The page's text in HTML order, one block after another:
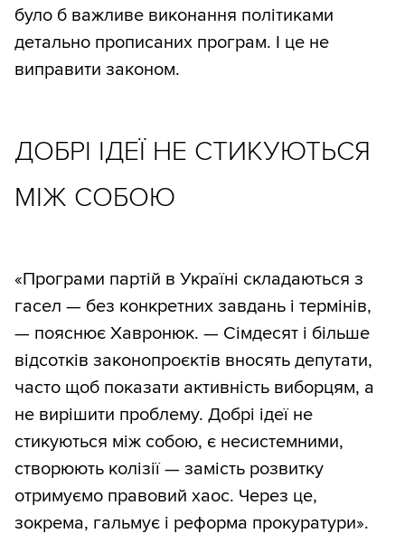
було б важливе виконання політиками
детально прописаних програм. І це не
виправити законом.
ДОБРІ ІДЕЇ НЕ СТИКУЮТЬСЯ
МІЖ СОБОЮ
«Програми партій в Україні складаються з
гасел — без конкретних завдань і термінів,
— пояснює Хавронюк. — Сімдесят і більше
відсотків законопроєктів вносять депутати,
часто щоб показати активність виборцям, а
не вирішити проблему. Добрі ідеї не
стикуються між собою, є несистемними,
створюють колізії — замість розвитку
отримуємо правовий хаос. Через це,
зокрема, гальмує і реформа прокуратури».